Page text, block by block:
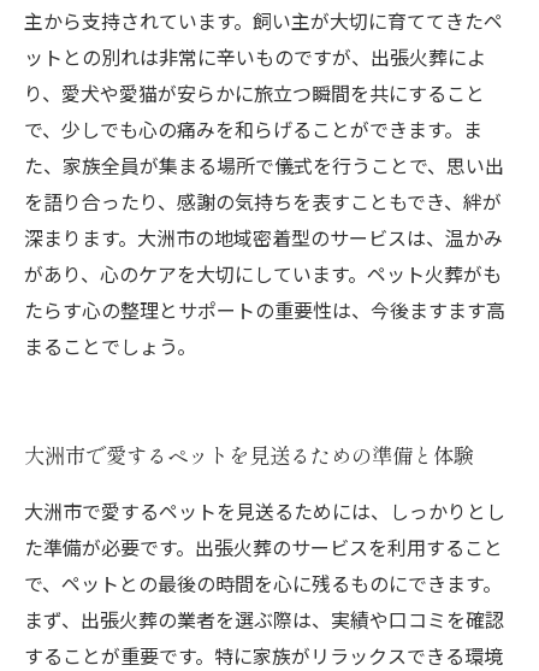
主から支持されています。飼い主が大切に育ててきたペ
ットとの別れは非常に辛いものですが、出張火葬によ
り、愛犬や愛猫が安らかに旅立つ瞬間を共にすること
で、少しでも心の痛みを和らげることができます。ま
た、家族全員が集まる場所で儀式を行うことで、思い出
を語り合ったり、感謝の気持ちを表すこともでき、絆が
深まります。大洲市の地域密着型のサービスは、温かみ
があり、心のケアを大切にしています。ペット火葬がも
たらす心の整理とサポートの重要性は、今後ますます高
まることでしょう。
大洲市で愛するペットを見送るための準備と体験
大洲市で愛するペットを見送るためには、しっかりとし
た準備が必要です。出張火葬のサービスを利用すること
で、ペットとの最後の時間を心に残るものにできます。
まず、出張火葬の業者を選ぶ際は、実績や口コミを確認
することが重要です。特に家族がリラックスできる環境